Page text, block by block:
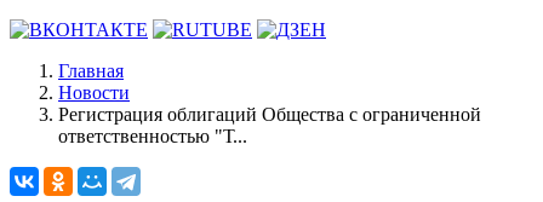
Главная
Новости
Регистрация облигаций Общества с ограниченной
ответственностью "Т...